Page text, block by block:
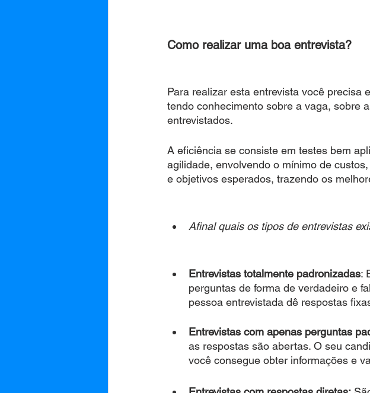
Como realizar uma boa entrevista?
Para realizar esta entrevista você precisa
tendo conhecimento sobre a vaga, sobre
entrevistados.
A eficiência se consiste em testes bem
agilidade, envolvendo o mínimo de
e objetivos esperados, trazendo os
Afinal quais os tipos de entrevistas
Entrevistas totalmente padronizadas:
perguntas de forma de verdadeiro e
pessoa entrevistada dê respostas
Entrevistas com apenas perguntas
as respostas são abertas. O seu
você consegue obter informações e